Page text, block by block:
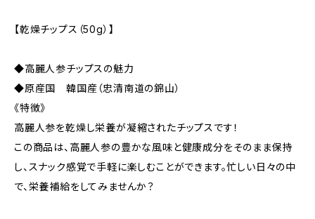
【乾燥チップス（50g）】
◆高麗人参チップスの魅力
◆原産国 韓国産（忠清南道の錦山）
《特徴》
高麗人参を乾燥し栄養が凝縮されたチップスです！
この商品は、高麗人参の豊かな風味と健康成分をそのまま保持
し、スナック感覚で手軽に楽しむことができます。忙しい日々の中
で、栄養補給をしてみませんか？